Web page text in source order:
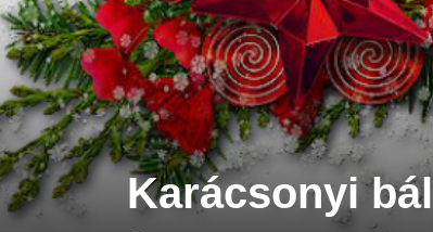
Karácsonyi bál